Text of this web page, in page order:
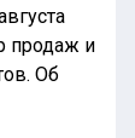
продаж и
Об